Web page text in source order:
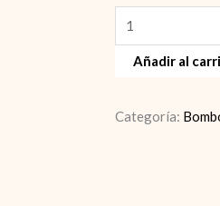
Regalo
cumpleaños
cantidad
Añadir al
Categoría: